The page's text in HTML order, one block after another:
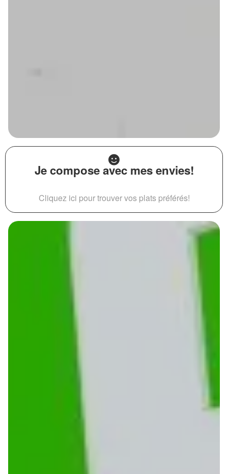
Je compose avec mes envies!
Cliquez ici pour trouver vos plats préférés!